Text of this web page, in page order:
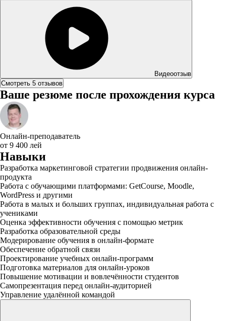
Видеоотзыв
Смотреть 5 отзывов
Ваше резюме после прохождения курса
Онлайн-преподаватель
от 9 400 лей
Навыки
Разработка маркетинговой стратегии продвижения онлайн-
продукта
Работа с обучающими платформами: GetCourse, Moodle,
WordPress и другими
Работа в малых и больших группах, индивидуальная работа с
учениками
Оценка эффективности обучения с помощью метрик
Разработка образовательной среды
Модерирование обучения в онлайн-формате
Обеспечение обратной связи
Проектирование учебных онлайн-программ
Подготовка материалов для онлайн-уроков
Повышение мотивации и вовлечённости студентов
Самопрезентация перед онлайн-аудиторией
Управление удалённой командой